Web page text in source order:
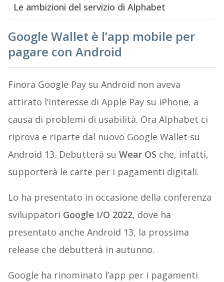
Le ambizioni del servizio di Alphabet
Google Wallet è l’app mobile per
pagare con Android
Finora Google Pay su Android non aveva
attirato l’interesse di Apple Pay su iPhone, a
causa di problemi di usabilità. Ora Alphabet ci
riprova e riparte dal nuovo Google Wallet su
Android 13. Debutterà su Wear OS che, infatti,
supporterà le carte per i pagamenti digitali.
Lo ha presentato in occasione della conferenza
sviluppatori Google I/O 2022, dove ha
presentato anche Android 13, la prossima
release che debutterà in autunno.
Google ha rinominato l’app per i pagamenti